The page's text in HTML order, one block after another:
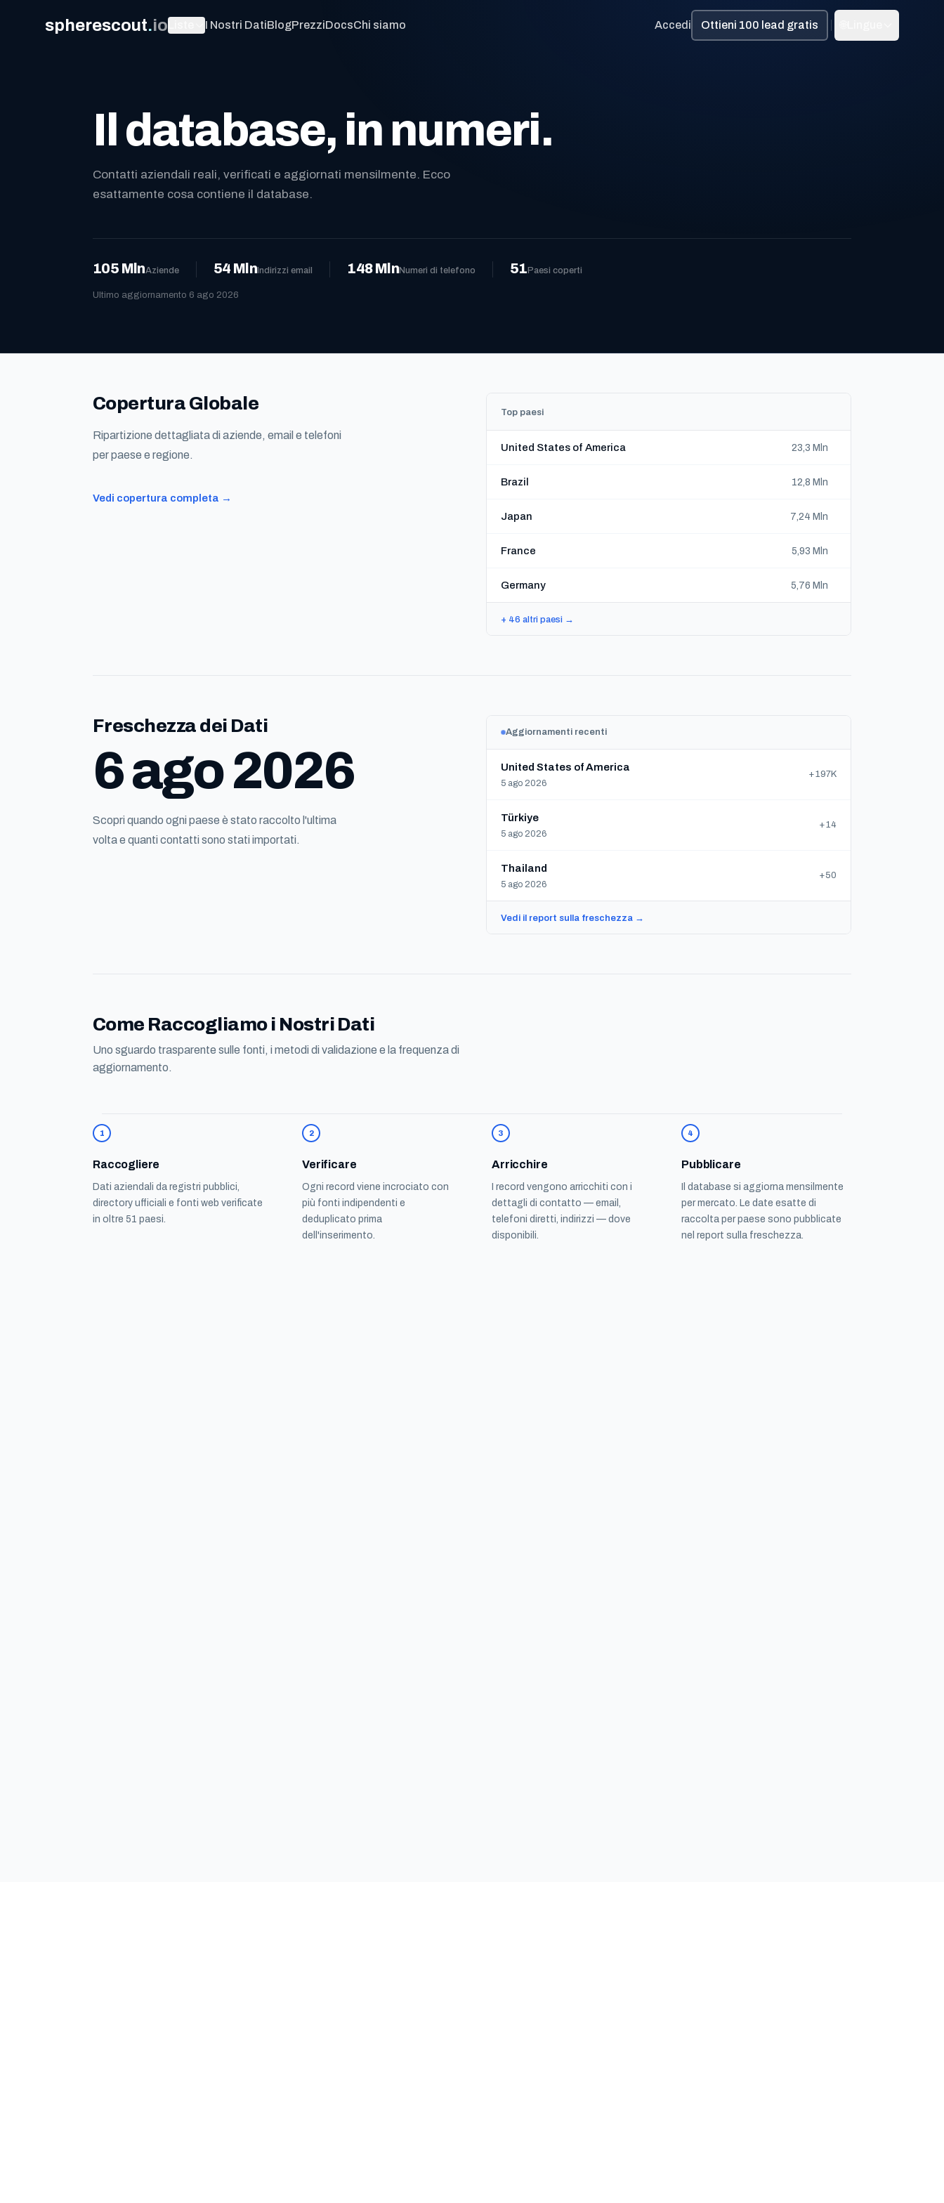
spherescout.io I Nostri DatiBlogPrezziDocsChi siamo Accedi Ottieni 100 lead gratis
Il database, in numeri.
Contatti aziendali reali, verificati e aggiornati mensilmente. Ecco
esattamente cosa contiene il database.
105 MlnAziende 54 MlnIndirizzi email 148 MlnNumeri di telefono 51 Paesi coperti
Ultimo aggiornamento 6 ago 2026
Copertura Globale
Ripartizione dettagliata di aziende, email e telefoni
per paese e regione.
Vedi copertura completa →
Top paesi
United States of America 23,3 Mln
Brazil 12,8 Mln
Japan 7,24 Mln
France 5,93 Mln
Germany 5,76 Mln
+ 46 altri paesi →
Freschezza dei Dati
6 ago 2026
Scopri quando ogni paese è stato raccolto l'ultima
volta e quanti contatti sono stati importati.
Aggiornamenti recenti
United States of America
5 ago 2026
+197K
Türkiye
5 ago 2026
+14
Thailand
5 ago 2026
+50
Vedi il report sulla freschezza →
Come Raccogliamo i Nostri Dati
Uno sguardo trasparente sulle fonti, i metodi di validazione e la frequenza di
aggiornamento.
1
Raccogliere
Dati aziendali da registri pubblici,
directory ufficiali e fonti web verificate
in oltre 51 paesi.
2
Verificare
Ogni record viene incrociato con
più fonti indipendenti e
deduplicato prima
dell'inserimento.
3
Arricchire
I record vengono arricchiti con i
dettagli di contatto — email,
telefoni diretti, indirizzi — dove
disponibili.
4
Pubblicare
Il database si aggiorna mensilmente
per mercato. Le date esatte di
raccolta per paese sono pubblicate
nel report sulla freschezza.